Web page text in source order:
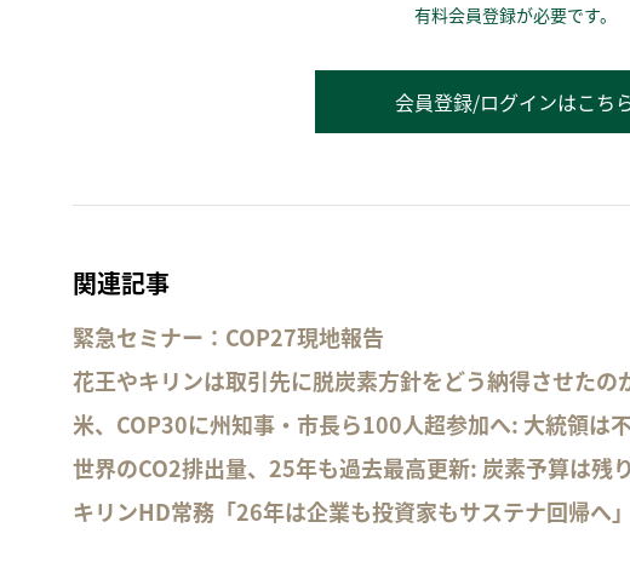
有料会員登録が必要です。
会員登録/ログインはこち
関連記事
緊急セミナー：COP27現地報告
花王やキリンは取引先に脱炭素方針をどう納得させたの
米、COP30に州知事・市長ら100人超参加へ: 大統領は
世界のCO2排出量、25年も過去最高更新: 炭素予算は残
キリンHD常務「26年は企業も投資家もサステナ回帰へ」